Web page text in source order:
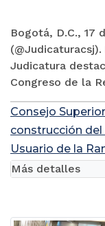
Bogotá, D.C., 17
Judicatura
Congreso de la
Consejo
construcción
Usuario de la
Más detalles